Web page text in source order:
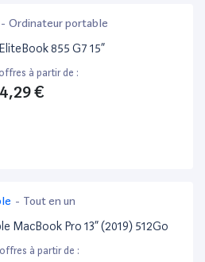
- Ordinateur portable
855 G7 15”
à partir de :
€
- Tout en un
MacBook Pro 13” (2019) 512Go
à partir de :